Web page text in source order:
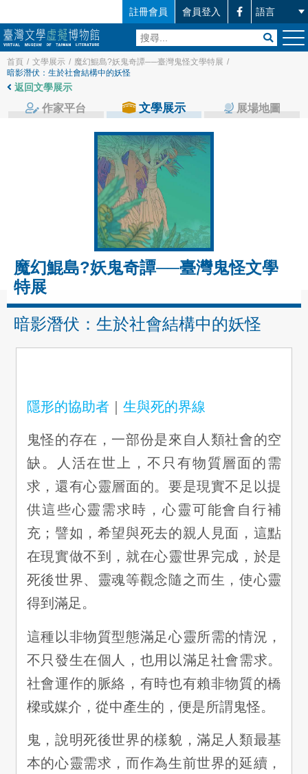
註冊會員 會員登入
首頁 / 文學展示 / 魔幻鯤島?妖鬼奇譚──臺灣鬼怪文學特展 /
暗影潛伏：生於社會結構中的妖怪
返回文學展示
作家平台 文學展示 展場地圖
魔幻鯤島?妖鬼奇譚──臺灣鬼怪文學
特展
暗影潛伏：生於社會結構中的妖怪
隱形的協助者｜ 生與死的界線
鬼怪的存在，一部份是來自人類社會的空
缺。人活在世上，不只有物質層面的需
求，還有心靈層面的。要是現實不足以提
供這些心靈需求時，心靈可能會自行補
充；譬如，希望與死去的親人見面，這點
在現實做不到，就在心靈世界完成，於是
死後世界、靈魂等觀念隨之而生，使心靈
得到滿足。
這種以非物質型態滿足心靈所需的情況，
不只發生在個人，也用以滿足社會需求。
社會運作的脈絡，有時也有賴非物質的橋
樑或媒介，從中產生的，便是所謂鬼怪。
鬼，說明死後世界的樣貌，滿足人類最基
本的心靈需求，而作為生前世界的延續，